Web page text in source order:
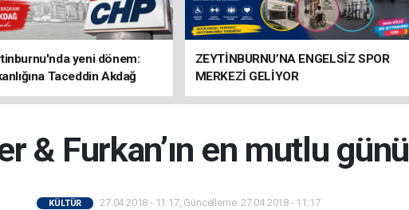
yeni dönem:
Taceddin Akdağ
ZEYTİNBURNU’NA ENGELSİZ SPOR
MERKEZİ GELİYOR
& Furkan’ın en mutlu günü
KÜLTÜR 27.04.2018 - 11:17, Güncelleme: 27.04.2018 - 11:17